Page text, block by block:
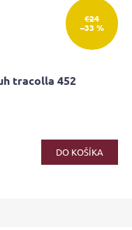
€24
–33 %
tracolla 452
DO KOŠÍKA